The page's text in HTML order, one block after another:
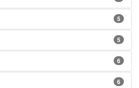
5
5
6
6